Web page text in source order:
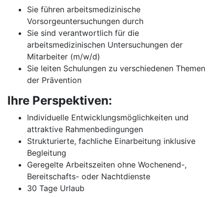
Sie führen arbeitsmedizinische
Vorsorgeuntersuchungen durch
Sie sind verantwortlich für die
arbeitsmedizinischen Untersuchungen der
Mitarbeiter (m/w/d)
Sie leiten Schulungen zu verschiedenen Themen
der Prävention
Ihre Perspektiven:
Individuelle Entwicklungsmöglichkeiten und
attraktive Rahmenbedingungen
Strukturierte, fachliche Einarbeitung inklusive
Begleitung
Geregelte Arbeitszeiten ohne Wochenend-,
Bereitschafts- oder Nachtdienste
30 Tage Urlaub